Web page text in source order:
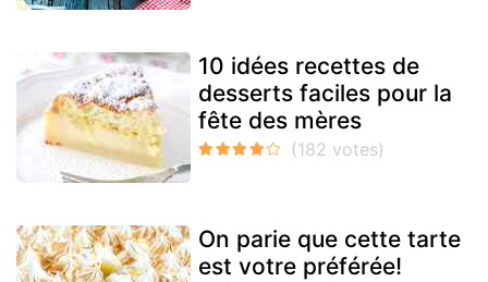
10 idées recettes de
desserts faciles pour la
fête des mères
On parie que cette tarte
est votre préférée!